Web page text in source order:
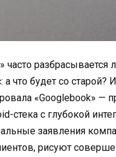
часто
что будет со старой?
«Googlebook» —
стека с глубокой
заявления
рисуют